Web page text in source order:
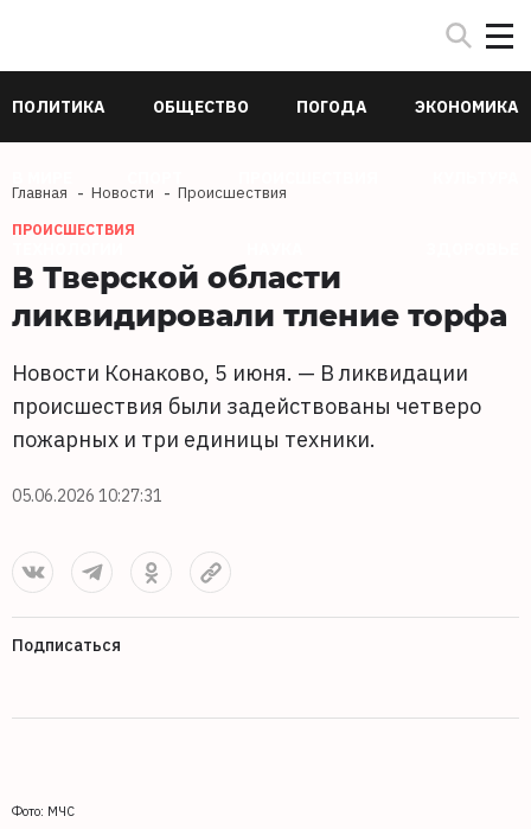
ПОЛИТИКА ОБЩЕСТВО ПОГОДА ЭКОНОМИКА
Главная Новости Происшествия
ПРОИСШЕСТВИЯ
В Тверской области
ликвидировали тление торфа
Новости Конаково, 5 июня. — В ликвидации
происшествия были задействованы четверо
пожарных и три единицы техники.
05.06.2026 10:27:31
Подписаться
Фото: МЧС